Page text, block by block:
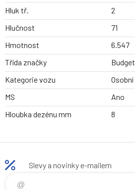
Hluk tř.
2
Hlučnost
71
Hmotnost
6.547
Třída značky
Budget
Kategorie vozu
Osobní
MS
Ano
Hloubka dezénu mm
8
Slevy a novinky e-mailem